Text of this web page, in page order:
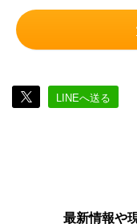
LINEへ送る
最新情報や